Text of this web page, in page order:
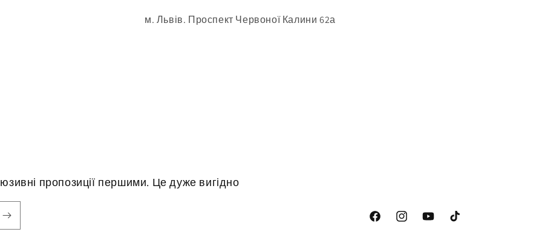
м. Львів. Проспект Червоної Калини 62а
пропозиції першими. Це дуже вигідно
Tik